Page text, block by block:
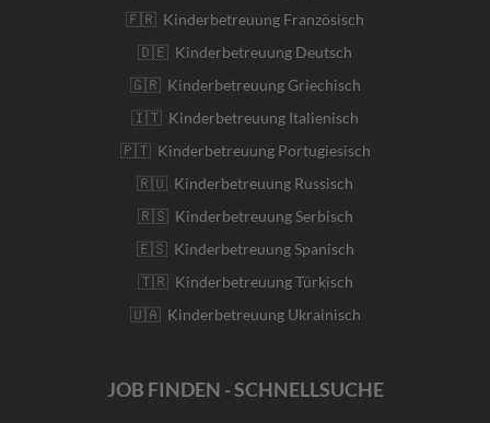
🇫🇷 Kinderbetreuung Französisch
🇩🇪 Kinderbetreuung Deutsch
🇬🇷 Kinderbetreuung Griechisch
🇮🇹 Kinderbetreuung Italienisch
🇵🇹 Kinderbetreuung Portugiesisch
🇷🇺 Kinderbetreuung Russisch
🇷🇸 Kinderbetreuung Serbisch
🇪🇸 Kinderbetreuung Spanisch
🇹🇷 Kinderbetreuung Türkisch
🇺🇦 Kinderbetreuung Ukrainisch
JOB FINDEN - SCHNELLSUCHE